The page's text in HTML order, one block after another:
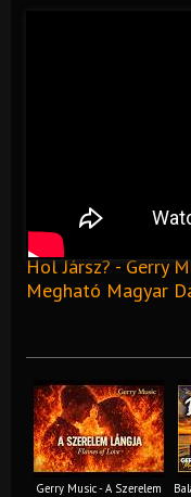
Hol Jársz? - Gerry
Megható Magyar
Gerry Music - A Szerelem